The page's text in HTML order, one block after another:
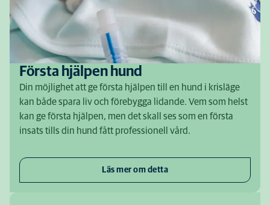
Första hjälpen hund
Din möjlighet att ge första hjälpen till en hund i krisläge
kan både spara liv och förebygga lidande. Vem som helst
kan ge första hjälpen, men det skall ses som en första
insats tills din hund fått professionell vård.
Läs mer om detta